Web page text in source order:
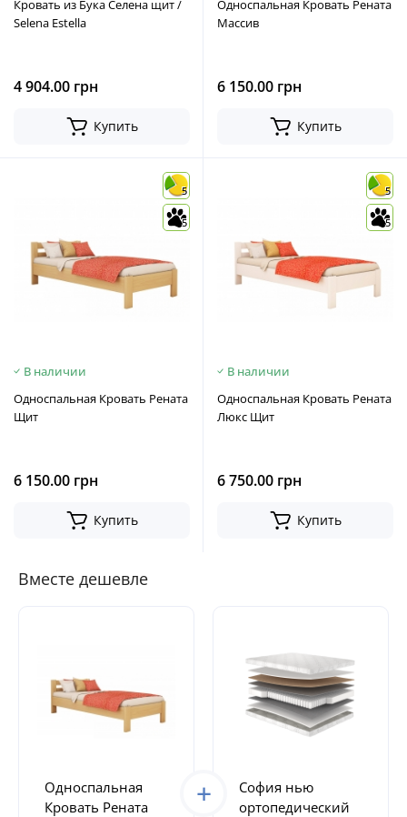
Кровать из Бука Селена щит /
Selena Estella
4 904.00 грн
Купить
Односпальная Кровать Рената
Массив
6 150.00 грн
Купить
5
5
В наличии
Односпальная Кровать Рената
Щит
6 150.00 грн
Купить
5
5
В наличии
Односпальная Кровать Рената
Люкс Щит
6 750.00 грн
Купить
Вместе дешевле
Односпальная
Кровать Рената
София нью
ортопедический